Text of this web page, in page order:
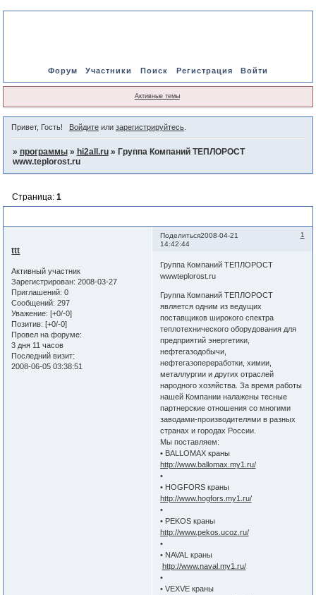
Форум Участники Поиск Регистрация Войти
Активные темы
Привет, Гость! Войдитеили зарегистрируйтесь.
» программы » hi2all.ru » Группа Компаний ТЕПЛОРОСТ
www.teplorost.ru
Страница: 1
Поделиться 1
2008-04-21
14:42:44
ttt
Активный участник
Зарегистрирован: 2008-03-27
Приглашений: 0
Сообщений: 297
Уважение: [+0/-0]
Позитив: [+0/-0]
Провел на форуме:
3 дня 11 часов
Последний визит:
2008-06-05 03:38:51
Группа Компаний ТЕПЛОРОСТ
wwwteplorost.ru
Группа Компаний ТЕПЛОРОСТ
является одним из ведущих
поставщиков широкого спектра
теплотехнического оборудования для
предприятий энергетики,
нефтегазодобычи,
нефтегазопереработки, химии,
металлургии и других отраслей
народного хозяйства. За время работы
нашей Компании налажены тесные
партнерские отношения со многими
заводами-производителями в разных
странах и городах России.
Мы поставляем:
• BALLOMAX краны
http://www.ballomax.my1.ru/
•
• HOGFORS краны
http://www.hogfors.my1.ru/
•
• PEKOS краны
http://www.pekos.ucoz.ru/
•
• NAVAL краны
http://www.naval.my1.ru/
•
• VEXVE краны